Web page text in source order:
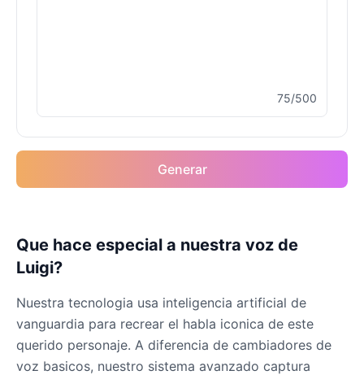
75/500
Generar
Que hace especial a nuestra voz de
Luigi?
Nuestra tecnologia usa inteligencia artificial de
vanguardia para recrear el habla iconica de este
querido personaje. A diferencia de cambiadores de
voz basicos, nuestro sistema avanzado captura